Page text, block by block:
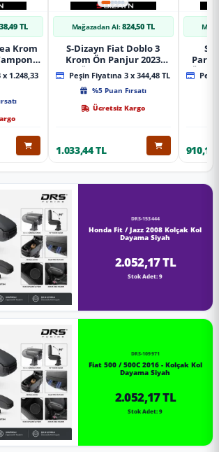
TL
Krom
Model
(Parlak
1.248,33
Mağazadan Al: 824,50 TL
S-Dizayn Fiat Doblo 3
Krom Ön Panjur 2023
Üzeri A+ Kalite
Peşin Fiyatına 3 x 344,48 TL
%5 Puan Fırsatı
Ücretsiz Kargo
1.033,44 TL
S-
Ön
910,16
DRS-153444
Honda Fit / Jazz 2008 Kolçak Kol
Dayama Siyah
2.052,17 TL
Stok Adet: 9
DRS-109971
Fiat 500 / 500C 2016 - Kolçak Kol
Dayama Siyah
2.052,17 TL
Stok Adet: 9